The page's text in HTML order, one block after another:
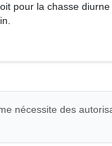
pour la chasse
nécessite des